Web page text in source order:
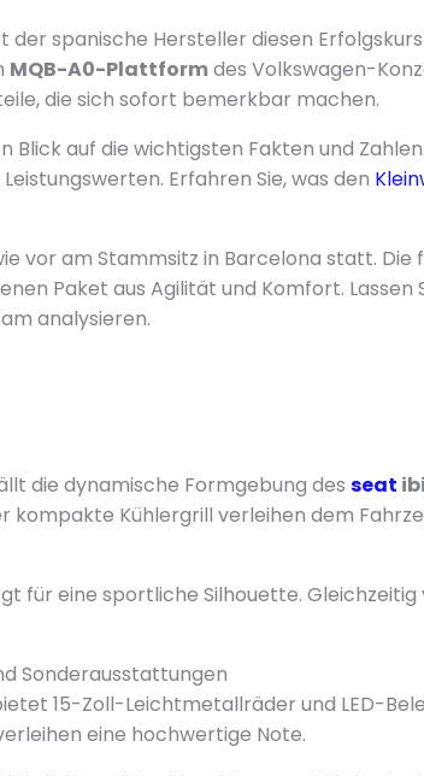
der spanische Hersteller diesen
MQB-A0-Plattformdes Volkswagen-
die sich sofort bemerkbar machen.
Blick auf die wichtigsten Fakten und
Erfahren Sie, was den
vor am Stammsitz in Barcelona statt.
Paket aus Agilität und Komfort. Lassen
analysieren.
die dynamische Formgebung des seat
kompakte Kühlergrill verleihen dem
für eine sportliche Silhouette.
Sonderausstattungen
15-Zoll-Leichtmetallräder und LED-
eine hochwertige Note.